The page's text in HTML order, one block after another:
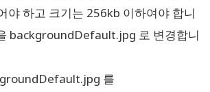
야 하고 크기는 256kb 이하여야 합니
backgroundDefault.jpg 로 변경합니
를